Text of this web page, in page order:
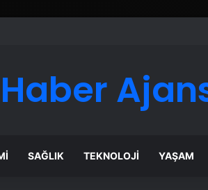
SAĞLIK TEKNOLOJI YAŞAM